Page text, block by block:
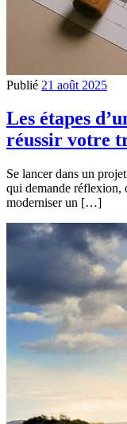
Publié 21 août 2025
Les étapes
réussir votre
Se lancer dans un
qui demande réflexion,
moderniser un […]